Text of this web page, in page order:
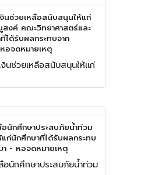
นช่วยเหลือสนับสนุนให้แก่
งค์ คณะวิทยาศาสตร์และ
ได้รับผลกระทบจาก
อจดหมายเหตุ
นช่วยเหลือสนับสนุนให้แก่
นักศึกษาประสบภัยน้ำท่วม
ก่นักศึกษาที่ได้รับผลกระทบ
า - หอจดหมายเหตุ
อนักศึกษาประสบภัยน้ำท่วม